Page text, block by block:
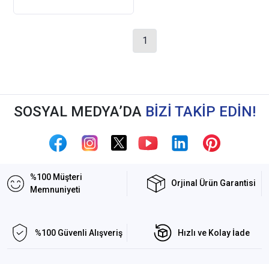
1
SOSYAL MEDYA’DA BİZİ TAKİP EDİN!
%100 Müşteri
Memnuniyeti
Orjinal Ürün Garantisi
%100 Güvenli Alışveriş Hızlı ve Kolay İade